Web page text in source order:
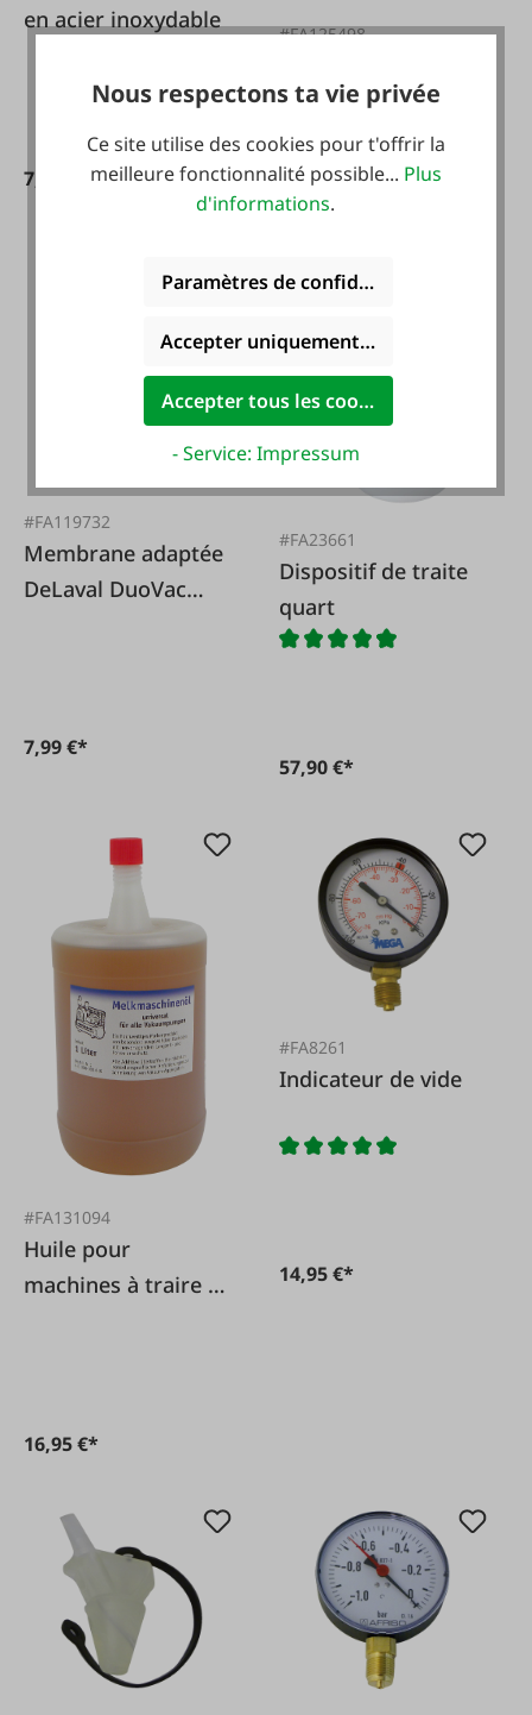
en acier inoxydable
7,99 €*
#FA125498
"Wolfpassing"
#FA119732
Membrane adaptée
DeLaval DuoVac
7,99 €*
#FA23661
Dispositif de traite
quart
57,90 €*
#FA131094
Huile pour
machines à traire 1
16,95 €*
#FA8261
Indicateur de vide
14,95 €*
Nous respectons ta vie privée
Ce site utilise des cookies pour t'offrir la
meilleure fonctionnalité possible... Plus
d'informations.
Paramètres de confidentialité
Accepter uniquement les cookies
Accepter tous les cookies
- Service: Impressum